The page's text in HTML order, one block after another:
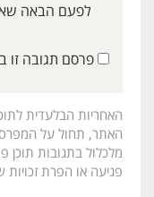
לפעם הבאה
פרסם תגובה זו
האחריות הבלעדית
האתר, תחול על
מלכלול בתגובות תוכן
פגיעה או הפרת זכויות